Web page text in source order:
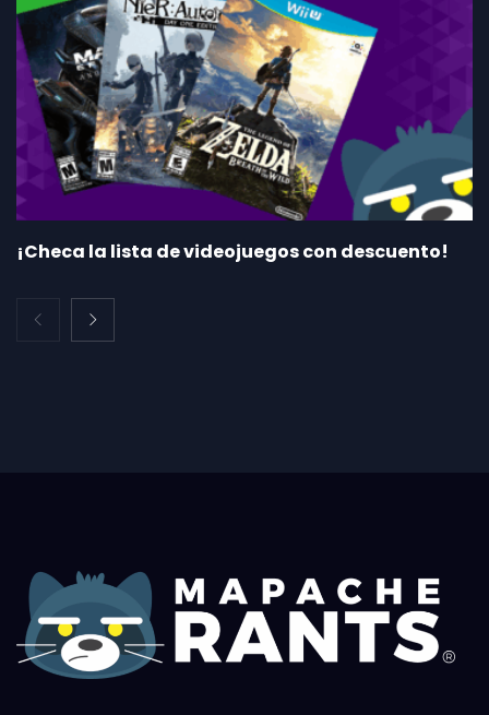
¡Checa la lista de videojuegos con descuento!